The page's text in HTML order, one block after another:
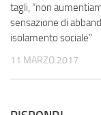
tagli, “non
sensazione di
isolamento sociale”
11 MARZO 2017